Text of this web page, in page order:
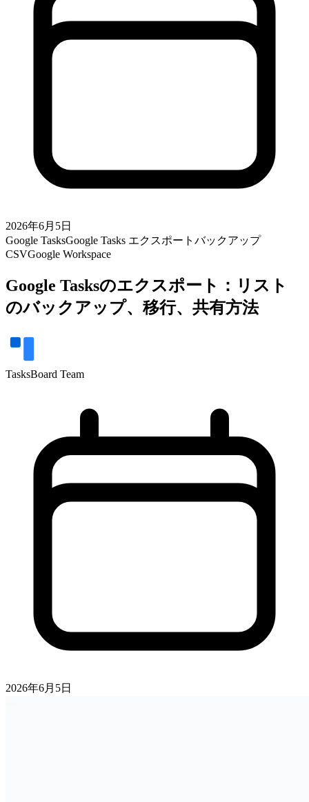
2026年6月5日
Google TasksGoogle Tasks エクスポート バックアップ
CSVGoogle Workspace
Google Tasksのエクスポート：リスト
のバックアップ、移行、共有方法
TasksBoard Team
2026年6月5日